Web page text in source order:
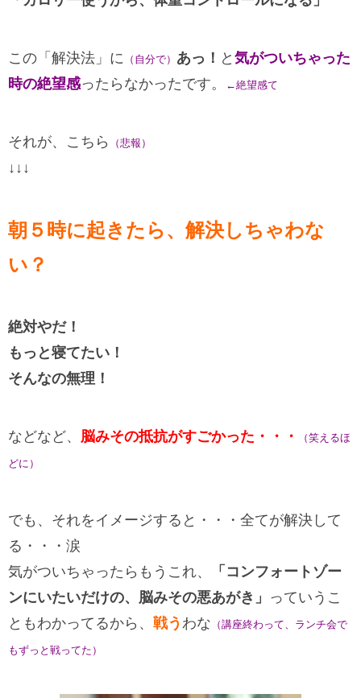
この「解決法」に （自分で） あっ！ と 気がついちゃった
時の絶望感ったらなかったです。 ←絶望感て
それが、こちら （悲報）
↓↓↓
朝５時に起きたら、解決しちゃわな
い？
絶対やだ！
もっと寝てたい！
そんなの無理！
などなど、 脳みその抵抗がすごかった・・・ （笑えるほ
どに）
でも、それをイメージすると・・・全てが解決して
る・・・涙
気がついちゃったらもうこれ、
「コンフォートゾー
ンにいたいだけの、脳みその悪あがき」 っていうこ
ともわかってるから、 戦う わな （講座終わって、ランチ会で
もずっと戦ってた）